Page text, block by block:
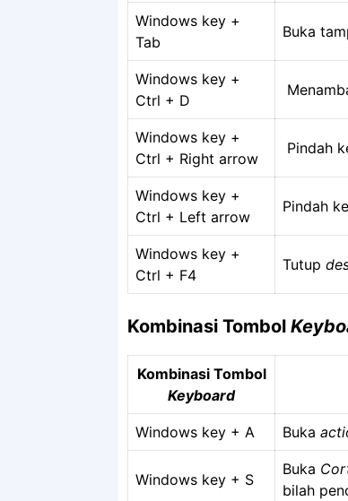
Windows key +
Tab
Buka
Windows key +
Ctrl + D
Windows key +
Ctrl + Right arrow
Pindah
Windows key +
Ctrl + Left arrow
Pindah ke
Windows key +
Ctrl + F4
Tutup
Kombinasi Tombol
Kombinasi Tombol
Keyboard
Windows key + A Buka
Windows key + S
Buka
bilah